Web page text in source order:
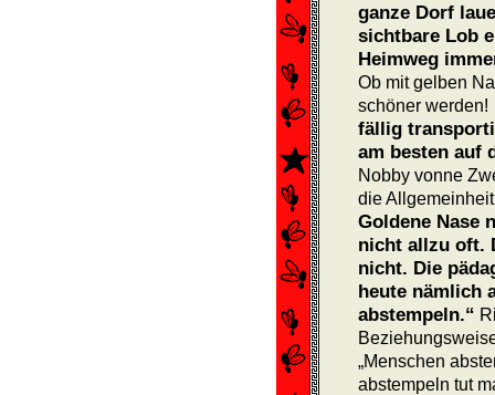
ganze Dorf
sichtbare Lob
Heimweg
Ob mit gelben
schöner werden!
fällig
am besten auf
Nobby vonne
die
Goldene Nase
nicht allzu oft.
nicht. Die
heute nämlich
abstempeln.“
„Menschen
abstempeln tut